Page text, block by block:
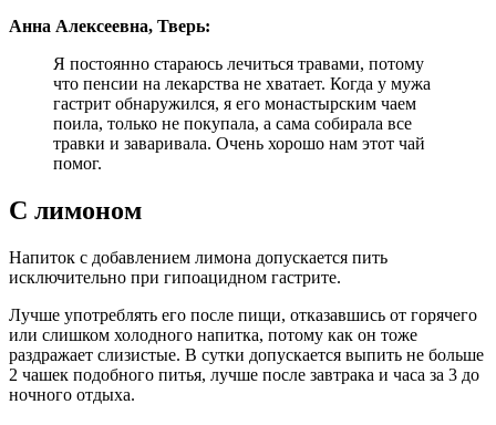
Анна Алексеевна, Тверь:
Я постоянно стараюсь лечиться травами, потому
что пенсии на лекарства не хватает. Когда у мужа
гастрит обнаружился, я его монастырским чаем
поила, только не покупала, а сама собирала все
травки и заваривала. Очень хорошо нам этот чай
помог.
С лимоном
Напиток с добавлением лимона допускается пить
исключительно при гипоацидном гастрите.
Лучше употреблять его после пищи, отказавшись от горячего
или слишком холодного напитка, потому как он тоже
раздражает слизистые. В сутки допускается выпить не больше
2 чашек подобного питья, лучше после завтрака и часа за 3 до
ночного отдыха.